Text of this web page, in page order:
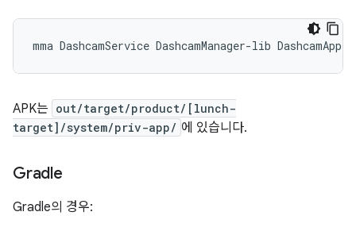
APK는 out/target/product/[lunch-
target]/system/priv-app/ 에 있습니다.
Gradle
Gradle의 경우: